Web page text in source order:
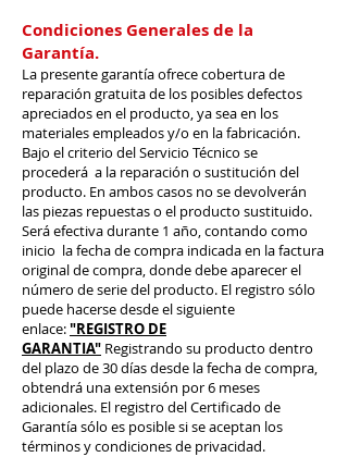
Condiciones Generales de la
Garantía.
La presente garantía ofrece cobertura de
reparación gratuita de los posibles defectos
apreciados en el producto, ya sea en los
materiales empleados y/o en la fabricación.
Bajo el criterio del Servicio Técnico se
procederá a la reparación o sustitución del
producto. En ambos casos no se devolverán
las piezas repuestas o el producto sustituido.
Será efectiva durante 1 año, contando como
inicio la fecha de compra indicada en la factura
original de compra, donde debe aparecer el
número de serie del producto. El registro sólo
puede hacerse desde el siguiente
enlace:"REGISTRO DE
GARANTIA" Registrando su producto dentro
del plazo de 30 días desde la fecha de compra,
obtendrá una extensión por 6 meses
adicionales. El registro del Certificado de
Garantía sólo es posible si se aceptan los
términos y condiciones de privacidad.